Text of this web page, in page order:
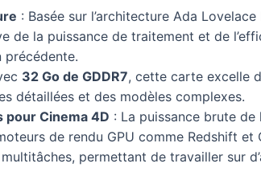
: Basée sur l’architecture Ada
de la puissance de traitement et de
précédente.
32 Go de GDDR7, cette carte excelle
détaillées et des modèles complexes.
pour Cinema 4D : La puissance brute
de rendu GPU comme Redshift
permettant de travailler sur